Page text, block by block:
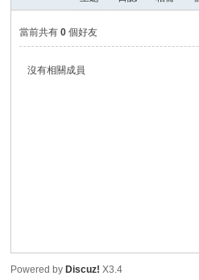
當前共有0 個好友
沒有相關成員
Powered by Discuz! X3.4